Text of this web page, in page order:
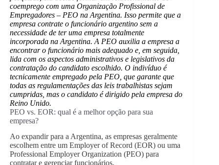
coemprego com uma Organização Profissional de
Empregadores – PEO na Argentina. Isso permite que a
empresa contrate o funcionário argentino sem a
necessidade de ter uma empresa totalmente
incorporada na Argentina. A PEO auxilia a empresa a
encontrar o funcionário mais adequado e, em seguida,
lida com os aspectos administrativos e legislativos da
contratação do candidato escolhido. O indivíduo é
tecnicamente empregado pela PEO, que garante que
todas as regulamentações das leis trabalhistas sejam
cumpridas, mas o candidato é dirigido pela empresa do
Reino Unido.
PEO vs. EOR: qual é a melhor opção para sua
empresa?
Ao expandir para a Argentina, as empresas geralmente
escolhem entre um Employer of Record (EOR) ou uma
Professional Employer Organization (PEO) para
contratar e gerenciar funcionários.